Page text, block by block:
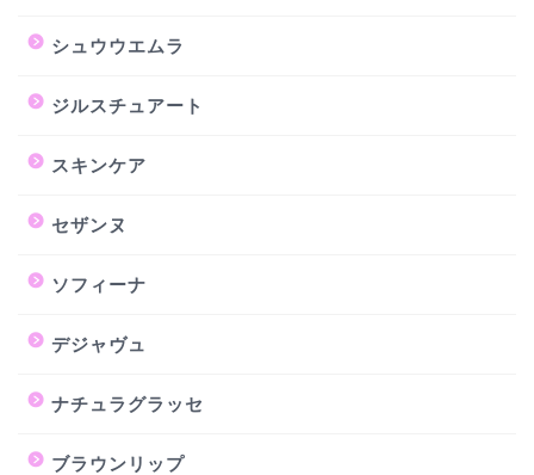
シュウウエムラ
ジルスチュアート
スキンケア
セザンヌ
ソフィーナ
デジャヴュ
ナチュラグラッセ
ブラウンリップ